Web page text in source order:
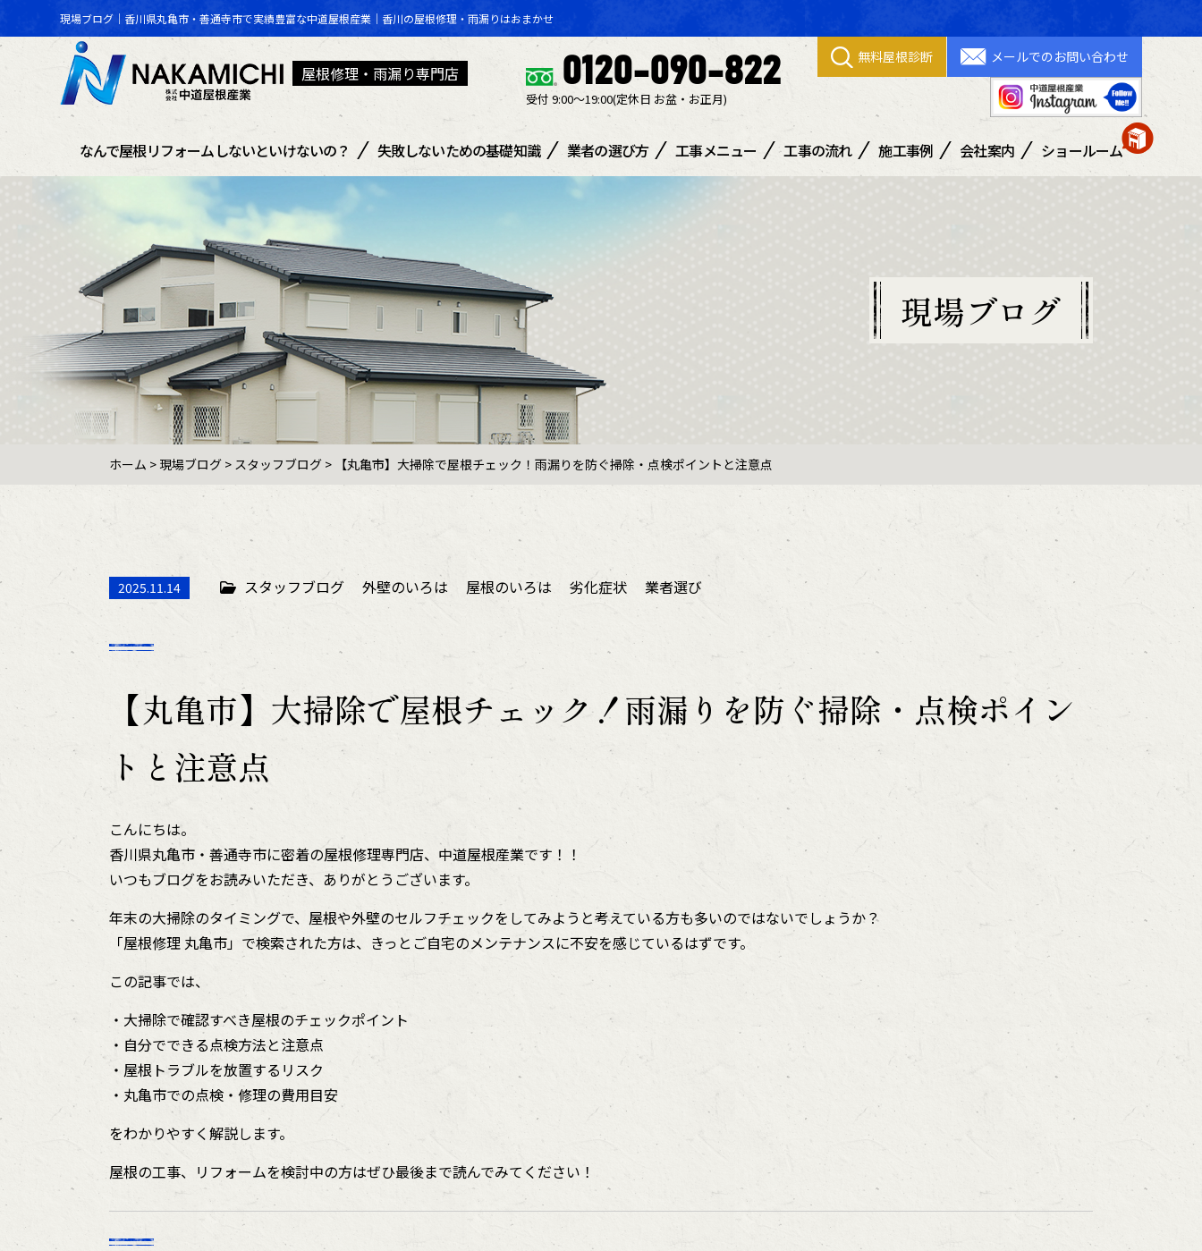
現場ブログ｜香川県丸亀市・善通寺市で実績豊富な中道屋根産業｜香川の屋根修理・雨漏りはおまかせ
屋根修理・雨漏り専門店 0120-090-822
受付 9:00～19:00(定休日 ​お盆・お正月)
無料屋根診断 メールでのお問い合わせ
なんで屋根リフォームしないといけないの？ 失敗しないための基礎知識 業者の選び方 工事メニュー 工事の流れ 施工事例 会社案内
ショールーム
善通寺ショールーム
現場ブログ
ホーム > 現場ブログ > スタッフブログ > 【丸亀市】大掃除で屋根チェック！雨漏りを防ぐ掃除・点検ポイントと注意点
2025.11.14 スタッフブログ 外壁のいろは 屋根のいろは 劣化症状 業者選び
【丸亀市】大掃除で屋根チェック！雨漏りを防ぐ掃除・点検ポイン
トと注意点
こんにちは。
香川県丸亀市・善通寺市に密着の屋根修理専門店、中道屋根産業です！！
いつもブログをお読みいただき、ありがとうございます。
年末の大掃除のタイミングで、屋根や外壁のセルフチェックをしてみようと考えている方も多いのではないでしょうか？
「屋根修理 丸亀市」で検索された方は、きっとご自宅のメンテナンスに不安を感じているはずです。
この記事では、
・大掃除で確認すべき屋根のチェックポイント
・自分でできる点検方法と注意点
・屋根トラブルを放置するリスク
・丸亀市での点検・修理の費用目安
をわかりやすく解説します。
屋根の工事、リフォームを検討中の方はぜひ最後まで読んでみてください！